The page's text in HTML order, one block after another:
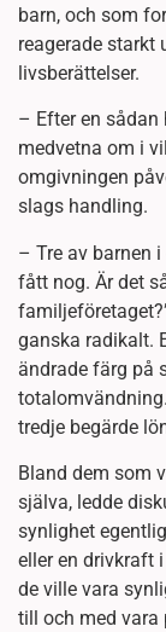
barn, och som
reagerade starkt
livsberättelser.
– Efter en
medvetna om i
omgivningen
slags handling.
– Tre av barnen
fått nog. Är det
ganska radikalt.
ändrade färg på
tredje begärde
Bland dem som
själva, ledde
synlighet
eller en drivkraft
de ville vara
till och med vara